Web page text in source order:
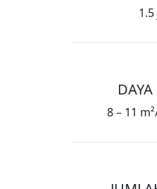
DAYA
8 – 11